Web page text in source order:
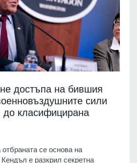
достъпа на бившия
сили
класифицирана
се основа на
е разкрил секретна